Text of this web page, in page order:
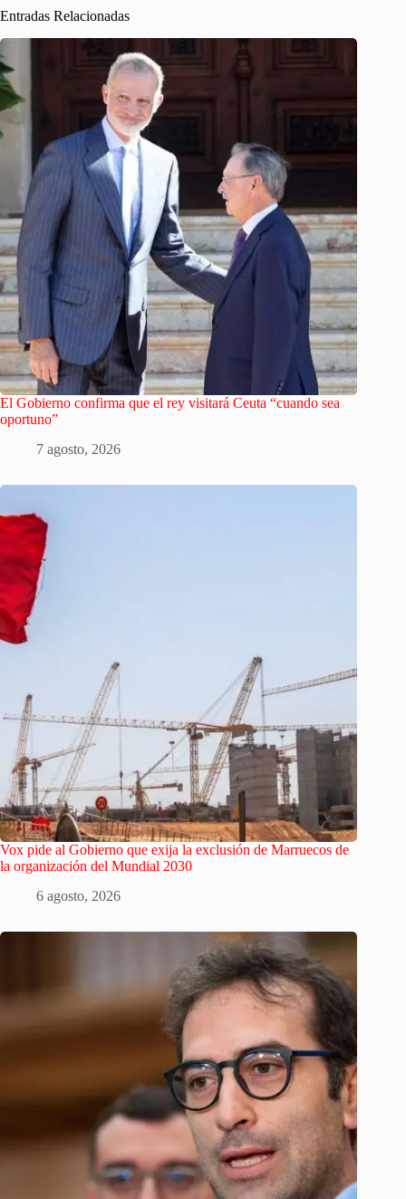
Entradas Relacionadas
El Gobierno confirma que el rey visitará Ceuta “cuando sea
oportuno”
7 agosto, 2026
Vox pide al Gobierno que exija la exclusión de Marruecos de
la organización del Mundial 2030
6 agosto, 2026